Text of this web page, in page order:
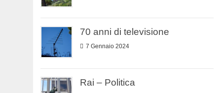
70 anni di televisione
7 Gennaio 2024
Rai – Politica